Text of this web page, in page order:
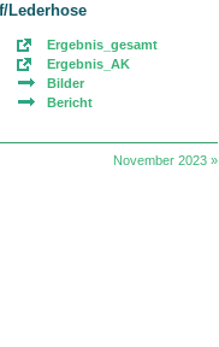
Lederhose
Ergebnis_gesamt
Ergebnis_AK
Bilder
Bericht
November 2023 »